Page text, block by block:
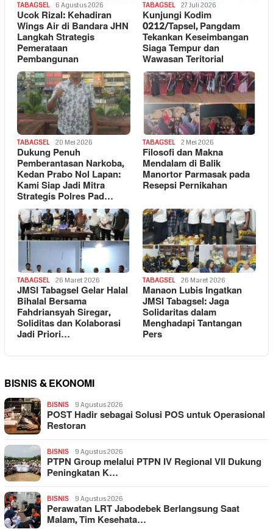
TABAGSEL 6 Agustus 2026
Ucok Rizal: Kehadiran
Wings Air di Bandara JHN
Langkah Strategis
Pemerataan
Pembangunan
TABAGSEL 27 Juli 2026
Kunjungi Kodim
0212/Tapsel, Pangdam
Tekankan Keseimbangan
Siaga Tempur dan
Wawasan Teritorial
TABAGSEL 20 Mei 2026
Dukung Penuh
Pemberantasan Narkoba,
Kedan Prabo Nol Lapan:
Kami Siap Jadi Mitra
Strategis Polres Pad…
TABAGSEL 2 Mei 2026
Filosofi dan Makna
Mendalam di Balik
Manortor Parmasak pada
Resepsi Pernikahan
TABAGSEL 26 Maret 2026
JMSI Tabagsel Gelar Halal
Bihalal Bersama
Fahdriansyah Siregar,
Soliditas dan Kolaborasi
Jadi Priori…
TABAGSEL 26 Maret 2026
Manaon Lubis Ingatkan
JMSI Tabagsel: Jaga
Solidaritas dalam
Menghadapi Tantangan
Pers
BISNIS & EKONOMI
BISNIS 9 Agustus 2026
POST Hadir sebagai Solusi POS untuk Operasional
Restoran
BISNIS 9 Agustus 2026
PTPN Group melalui PTPN IV Regional VII Dukung
Peningkatan K…
BISNIS 9 Agustus 2026
Perawatan LRT Jabodebek Berlangsung Saat
Malam, Tim Kesehata…